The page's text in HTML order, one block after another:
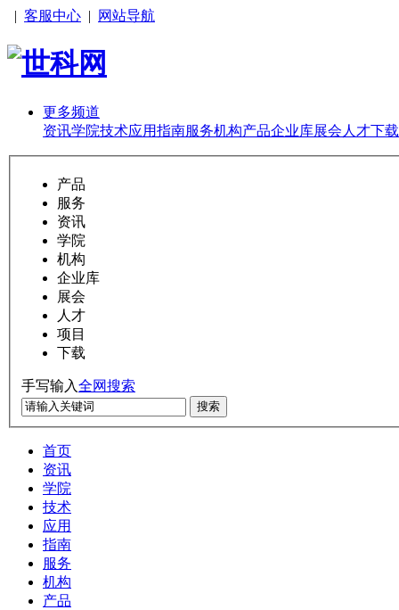
| 客服中心 | 网站导航
更多频道
资讯学院技术应用指南服务机构产品企业库展会 人才下载
产品
服务
资讯
学院
机构
企业库
展会
人才
项目
下载
手写输入全网搜索
搜索
首页
资讯
学院
技术
应用
指南
服务
机构
产品